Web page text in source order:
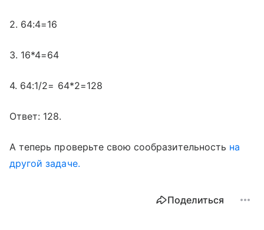
2. 64:4=16
3. 16*4=64
4. 64:1/2= 64*2=128
Ответ: 128.
А теперь проверьте свою сообразительность на
другой задаче.
Поделиться